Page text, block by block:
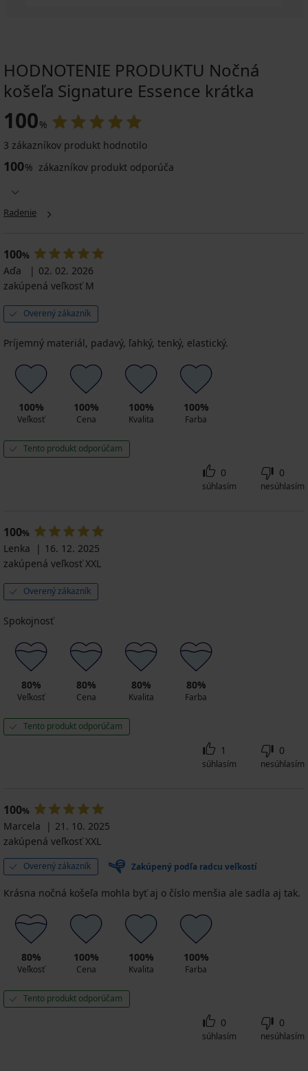
HODNOTENIE PRODUKTU Nočná
košeľa Signature Essence krátka
100%
3 zákazníkov produkt hodnotilo
100% zákazníkov produkt odporúča
Radenie
100%
Aďa
02. 02. 2026
zakúpená veľkosť M
Overený zákazník
Príjemný materiál, padavý, ľahký, tenký, elastický.
100%
Veľkosť
100%
Cena
100%
Kvalita
100%
Farba
Tento produkt odporúčam
0
súhlasím
0
nesúhlasím
100%
Lenka
16. 12. 2025
zakúpená veľkosť XXL
Overený zákazník
Spokojnosť
80%
Veľkosť
80%
Cena
80%
Kvalita
80%
Farba
Tento produkt odporúčam
1
súhlasím
0
nesúhlasím
100%
Marcela
21. 10. 2025
zakúpená veľkosť XXL
Overený zákazník Zakúpený podľa radcu veľkostí
Krásna nočná košeľa mohla byť aj o číslo menšia ale sadla aj tak.
80%
Veľkosť
100%
Cena
100%
Kvalita
100%
Farba
Tento produkt odporúčam
0
súhlasím
0
nesúhlasím